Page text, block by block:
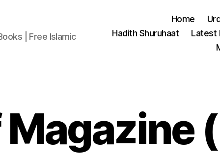
| Free Islamic
Home
Hadith Shuruhaat
Latest
(